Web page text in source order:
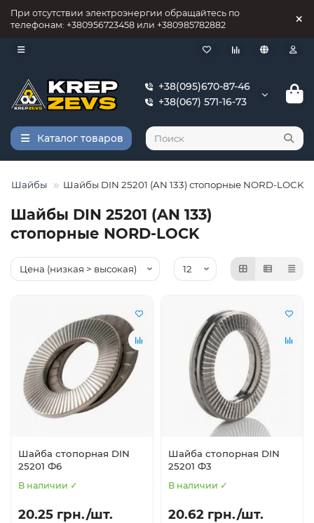
При отсутствии электроэнергии обращайтесь по
телефонам: +380956723458 или +380985782882
+38(095)670-87-46
+38(067) 571-16-73
Каталог товаров
Шайбы Шайбы DIN 25201 (AN 133) стопорные NORD-LOCK
Шайбы DIN 25201 (AN 133)
стопорные NORD-LOCK
Шайба стопорная DIN
25201 Ф6
В наличии ✓
20.25 грн./шт.
Шайба стопорная DIN
25201 Ф3
В наличии ✓
20.62 грн./шт.